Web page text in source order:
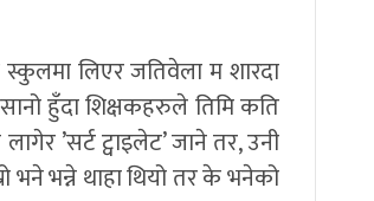
स्कुलमा लिएर जतिवेला म शारदा
हुँदा शिक्षकहरुले तिमि कति
’सर्ट ट्वाइलेट’ जाने तर, उनी
भने भन्ने थाहा थियो तर के भनेको